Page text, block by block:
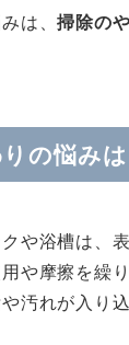
は、掃除の
の悩み
や浴槽は、
や摩擦を繰
汚れが入り